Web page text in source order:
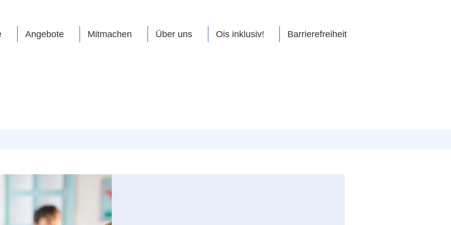
Angebote Mitmachen Über uns Ois inklusiv! Barrierefreiheit